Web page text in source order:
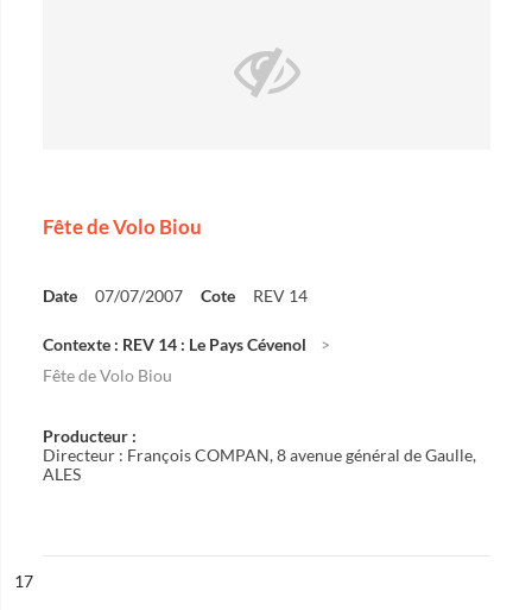
Fête de Volo Biou
Date 07/07/2007 Cote REV 14
Contexte : REV 14 : Le Pays Cévenol
Fête de Volo Biou
Producteur :
Directeur : François COMPAN, 8 avenue général de Gaulle,
ALES
n°
17